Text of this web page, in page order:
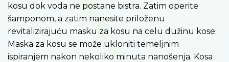
kosu dok voda ne postane bistra. Zatim operite
šamponom, a zatim nanesite priloženu
revitalizirajuću masku za kosu na celu dužinu kose.
Maska za kosu se može ukloniti temeljnim
ispiranjem nakon nekoliko minuta nanošenja. Kosa